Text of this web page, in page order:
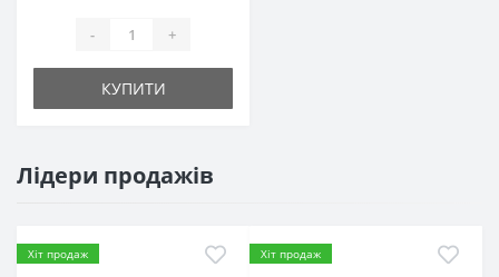
- +
КУПИТИ
Лідери продажів
Хіт продаж Хіт продаж